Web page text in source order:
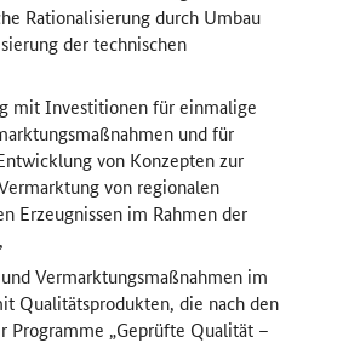
Rationalisierung durch Umbau
der technischen
mit Investitionen für einmalige
und für
von Konzepten zur
von regionalen
Erzeugnissen im Rahmen der
Vermarktungsmaßnahmen im
Qualitätsprodukten, die nach den
Programme „Geprüfte Qualität –